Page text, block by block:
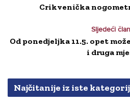
Crikvenička
Sljedeći
Od ponedjeljka 11.5. opet
i druga
Najčitanije iz iste